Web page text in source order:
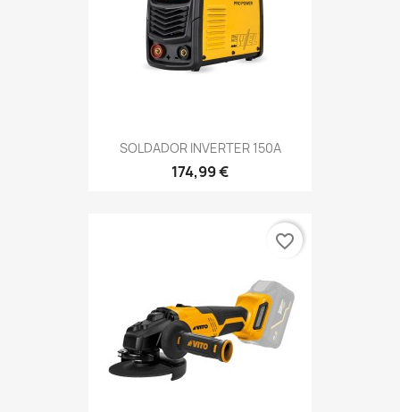
SOLDADOR INVERTER 150A
174,99 €
favorite_border